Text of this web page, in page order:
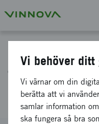
Vi behöver ditt
Vi värnar om din
berätta att vi
samlar information
ska fungera så bra